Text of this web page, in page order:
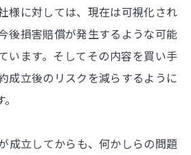
様に対しては、現在は可視化され
後損害賠償が発生するような可能
います。そしてその内容を買い手
成立後のリスクを減らするように
成立してからも、何かしらの問題